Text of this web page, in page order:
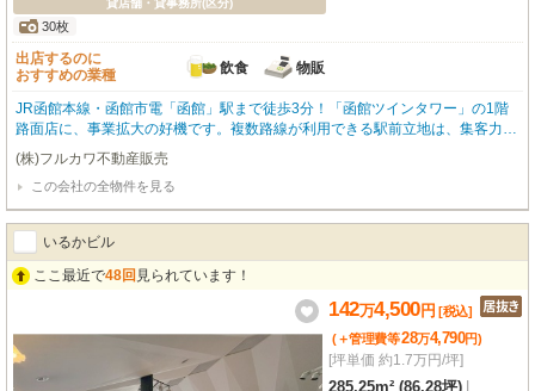
貸店舗・貸事務所(区分)
30枚
出店するのに
おすすめの業種
飲食 物販
JR函館本線・函館市電「函館」駅まで徒歩3分！「函館ツインタワー」の1階
路面店に、事業拡大の好機です。複数路線が利用できる駅前立地は、集客力に
期待が持てます。広々408.49m²のスケルトン物件は、飲食全般（重飲食含
む）や小売・物販など、多様な業種に対応可能。前面ガラス張りで視認性も高
く、お客様を惹きつけます。周辺にはコンビニ、銀行、飲食店、観光名所の朝
市も近く、ビジネスに便利な環境です。常駐管理で安心。エレベーター、OA
フロア、光ファイバーなど設備も充実。24時間利用可能で、ビジネスチャンス
を逃しません。この機会に、函館の玄関口で新たなビジネスを始めてみません
か？まずはお気軽にお問い合わせください。
(株)フルカワ不動産販売
この会社の全物件を見る
いるかビル
ここ最近で48回 見られています！
142万4,500円 [税込]
(＋管理費等28万4,790円)
[坪単価 約1.7万円/坪]
285.25m² (86.28坪)